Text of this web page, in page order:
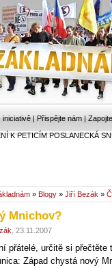
iniciativě | Přispějte nám |
K PETICÍM POSLANECKÁ
» Blogy » Jiří Bezák »
Mnichov?
, 23.11.2007
přátelé, určitě si přečtěte
Západ chystá nový